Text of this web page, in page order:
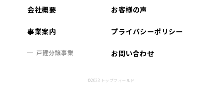
会社概要
事業案内
戸建分譲事業
お客様の声
プライバシーポリシー
お問い合わせ
©2023 トップフィールド